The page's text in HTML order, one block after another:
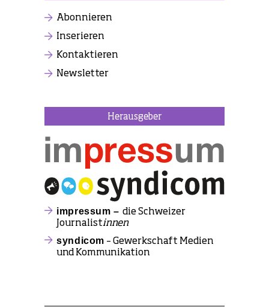
Abonnieren
Inserieren
Kontaktieren
Newsletter
Herausgeber
impressum – die Schweizer
Journalistinnen
syndicom – Gewerkschaft Medien
und Kommunikation